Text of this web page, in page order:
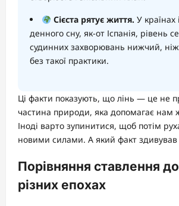
Сієста рятує життя. У країнах
денного сну, як-от Іспанія, рівень
судинних захворювань нижчий, ніж
без такої практики.
Ці факти показують, що лінь — це не
частина природи, яка допомагає нам
Іноді варто зупинитися, щоб потім
новими силами. А який факт здивував
Порівняння ставлення до
різних епохах